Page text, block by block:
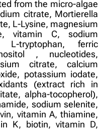
from the micro-algae
citrate, Mortierella
L-Lysine, magnesium
vitamin C, sodium
tryptophan, ferric
, nucleotides,
citrate, calcium
potassium iodate,
(extract rich in
alpha-tocopherol),
sodium selenite,
vitamin A, thiamine,
K, biotin, vitamin D,